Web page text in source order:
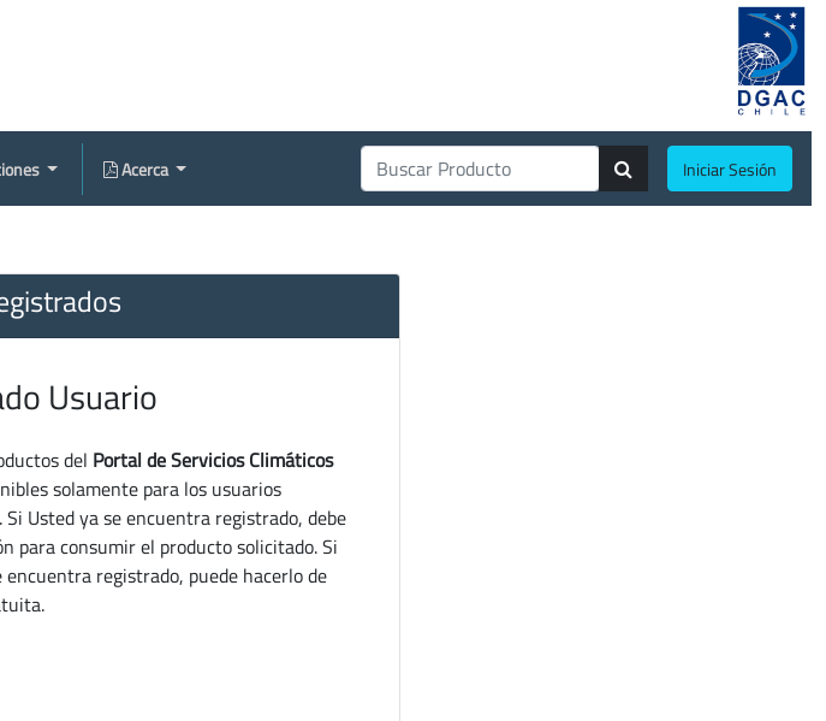
Acerca Iniciar Sesión
Usuario
del Portal de Servicios Climáticos
solamente para los usuarios
Si Usted ya se encuentra registrado, debe
para consumir el producto solicitado. Si
encuentra registrado, puede hacerlo de